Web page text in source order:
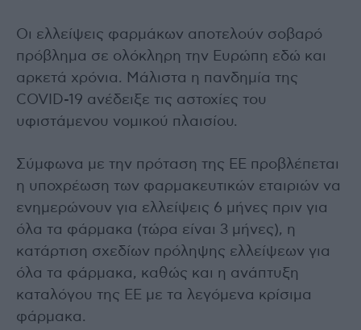
Οι ελλείψεις φαρμάκων αποτελούν σοβαρό
πρόβλημα σε ολόκληρη την Ευρώπη εδώ και
αρκετά χρόνια. Μάλιστα η πανδημία της
COVID-19 ανέδειξε τις αστοχίες του
υφιστάμενου νομικού πλαισίου.
Σύμφωνα με την πρόταση της ΕΕ προβλέπεται
η υποχρέωση των φαρμακευτικών εταιριών να
ενημερώνουν για ελλείψεις 6 μήνες πριν για
όλα τα φάρμακα (τώρα είναι 3 μήνες), η
κατάρτιση σχεδίων πρόληψης ελλείψεων για
όλα τα φάρμακα, καθώς και η ανάπτυξη
καταλόγου της ΕΕ με τα λεγόμενα κρίσιμα
φάρμακα.